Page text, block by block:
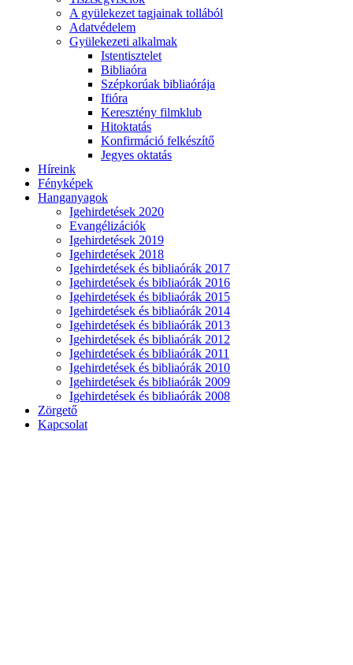
A gyülekezet tagjainak tollából
Adatvédelem
Gyülekezeti alkalmak
Istentisztelet
Bibliaóra
Szépkorúak bibliaórája
Ifióra
Keresztény filmklub
Hitoktatás
Konfirmáció felkészítő
Jegyes oktatás
Híreink
Fényképek
Hanganyagok
Igehirdetések 2020
Evangélizációk
Igehirdetések 2019
Igehirdetések 2018
Igehirdetések és bibliaórák 2017
Igehirdetések és bibliaórák 2016
Igehirdetések és bibliaórák 2015
Igehirdetések és bibliaórák 2014
Igehirdetések és bibliaórák 2013
Igehirdetések és bibliaórák 2012
Igehirdetések és bibliaórák 2011
Igehirdetések és bibliaórák 2010
Igehirdetések és bibliaórák 2009
Igehirdetések és bibliaórák 2008
Zörgető
Kapcsolat